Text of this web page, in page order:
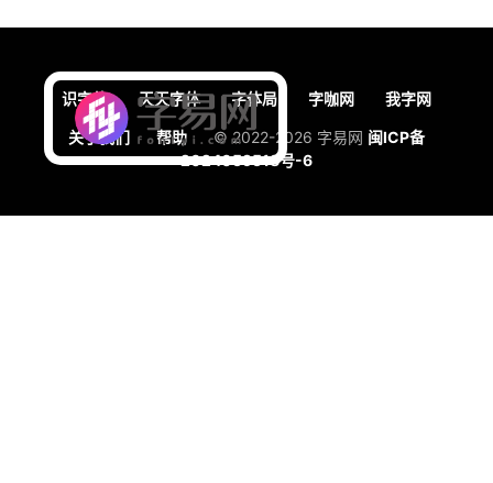
识字体 天天字体 字体局 字咖网 我字网
关于我们 帮助 © 2022-2026 字易网 闽ICP备
2024059518号-6